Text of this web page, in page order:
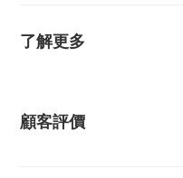
了解更多
顧客評價